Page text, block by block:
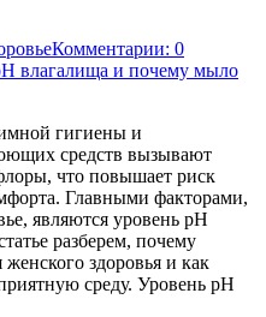
Комментарии: 0
гигиены и
средств вызывают
что повышает риск
Главными факторами,
являются уровень pH
разберем, почему
здоровья и как
среду. Уровень pH